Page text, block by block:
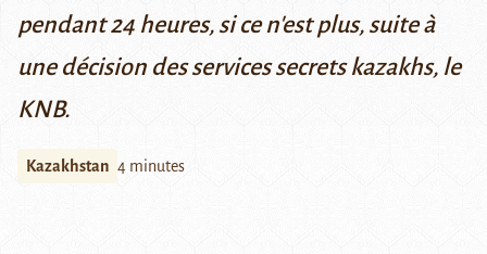
pendant 24 heures, si ce n'est plus, suite à
une décision des services secrets kazakhs, le
KNB.
Kazakhstan 4 minutes